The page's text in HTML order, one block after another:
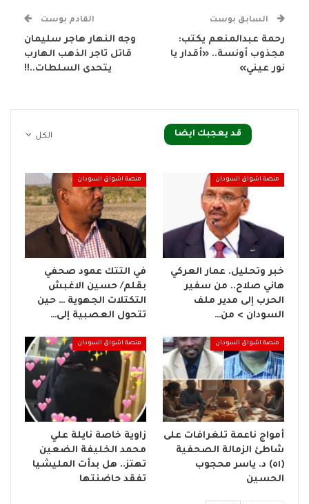
السابق بوست
رحمة عبدالمنعم يكتب:
مجذوب أونسة.. «أقدار يا
نور عيني»
القادم بوست
وجه النهار هاجر سليمان
قاتل تاجر الذهب الهارب
يتحدى السلطات..!!
الكل قد يعجبك ايضا
منصة اشواق السودان
خبر وتحليل. عمار العركي
هاني صلاح.. من سفير
الحرب إلى مدير ملف
السودان > من…
منصة اشواق السودان
في التتك عمود صحفي
بقلم/ حسين الاغبش
التكتلات الجهوية … حين
تتحول العصبية إلى…
منصة اشواق السودان
أمواج ناعمة تلغرافات على
شاطئ الزمالة الصحفية
(٥١) د. ياسر محجوب
الحسين
منصة اشواق السودان
زاوية خاصة نايلة علي
محمد الخليفة الضعين
تهتز.. هل بدأت المليشيا
تفقد حاضنتها